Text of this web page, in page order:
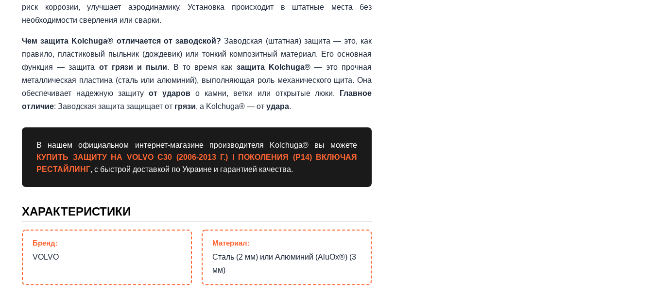
риск коррозии, улучшает аэродинамику. Установка происходит в штатные места без
необходимости сверления или сварки.
Чем защита Kolchuga® отличается от заводской? Заводская (штатная) защита — это, как
правило, пластиковый пыльник (дождевик) или тонкий композитный материал. Его основная
функция — защита от грязи и пыли. В то время как защита Kolchuga®— это прочная
металлическая пластина (сталь или алюминий), выполняющая роль механического щита. Она
обеспечивает надежную защиту от ударово камни, ветки или открытые люки.
Главное
отличие: Заводская защита защищает от грязи, а Kolchuga® — от удара.
В нашем официальном интернет-магазине производителя Kolchuga® вы можете
КУПИТЬ ЗАЩИТУ НА VOLVO С30 (2006-2013 Г.) I ПОКОЛЕНИЯ (Р14) ВКЛЮЧАЯ
РЕСТАЙЛИНГ, с быстрой доставкой по Украине и гарантией качества.
ХАРАКТЕРИСТИКИ
Бренд:
VOLVO
Материал:
Сталь (2 мм) или Алюминий (AluOx®) (3
мм)